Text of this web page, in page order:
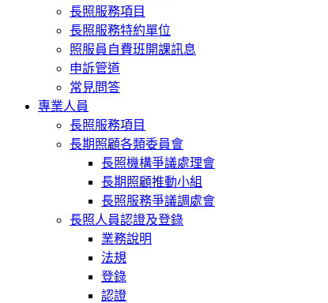
長照服務項目
長照服務特約單位
照服員自費班開課訊息
申訴管道
常見問答
專業人員
長照服務項目
長期照顧各類委員會
長照機構爭議處理會
長期照顧推動小組
長照服務爭議調處會
長照人員認證及登錄
業務說明
法規
登錄
認證